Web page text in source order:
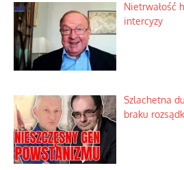
Nietrwałość
intercyzy
Szlachetna
braku